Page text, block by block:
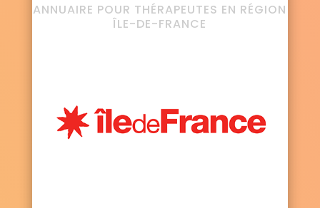
ANNUAIRE POUR THÉRAPEUTES EN RÉGION
ÎLE-DE-FRANCE